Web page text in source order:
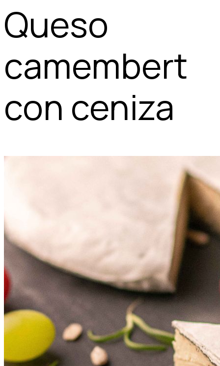
Queso
camembert
con ceniza